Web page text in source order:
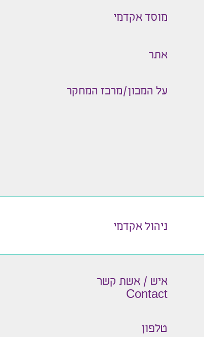
מוסד אקדמי
אתר
על המכון/מרכז המחקר
ניהול אקדמי
איש / אשת קשר
Contact
טלפון